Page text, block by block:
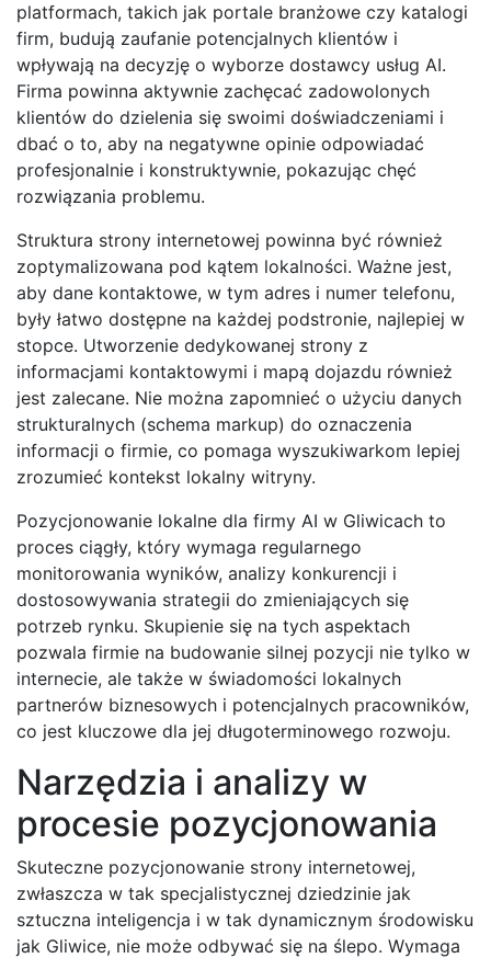
platformach, takich jak portale branżowe czy katalogi
firm, budują zaufanie potencjalnych klientów i
wpływają na decyzję o wyborze dostawcy usług AI.
Firma powinna aktywnie zachęcać zadowolonych
klientów do dzielenia się swoimi doświadczeniami i
dbać o to, aby na negatywne opinie odpowiadać
profesjonalnie i konstruktywnie, pokazując chęć
rozwiązania problemu.
Struktura strony internetowej powinna być również
zoptymalizowana pod kątem lokalności. Ważne jest,
aby dane kontaktowe, w tym adres i numer telefonu,
były łatwo dostępne na każdej podstronie, najlepiej w
stopce. Utworzenie dedykowanej strony z
informacjami kontaktowymi i mapą dojazdu również
jest zalecane. Nie można zapomnieć o użyciu danych
strukturalnych (schema markup) do oznaczenia
informacji o firmie, co pomaga wyszukiwarkom lepiej
zrozumieć kontekst lokalny witryny.
Pozycjonowanie lokalne dla firmy AI w Gliwicach to
proces ciągły, który wymaga regularnego
monitorowania wyników, analizy konkurencji i
dostosowywania strategii do zmieniających się
potrzeb rynku. Skupienie się na tych aspektach
pozwala firmie na budowanie silnej pozycji nie tylko w
internecie, ale także w świadomości lokalnych
partnerów biznesowych i potencjalnych pracowników,
co jest kluczowe dla jej długoterminowego rozwoju.
Narzędzia i analizy w
procesie pozycjonowania
Skuteczne pozycjonowanie strony internetowej,
zwłaszcza w tak specjalistycznej dziedzinie jak
sztuczna inteligencja i w tak dynamicznym środowisku
jak Gliwice, nie może odbywać się na ślepo. Wymaga